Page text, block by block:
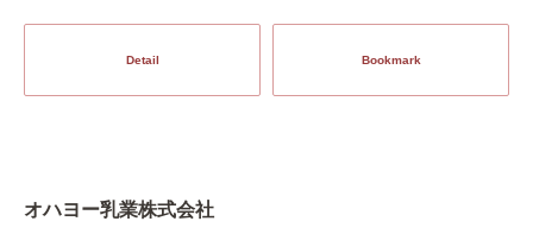
Detail Bookmark
オハヨー乳業株式会社